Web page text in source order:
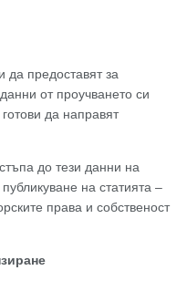
да предоставят за
от проучването си
да направят
до тези данни на
на статията –
права и собственост